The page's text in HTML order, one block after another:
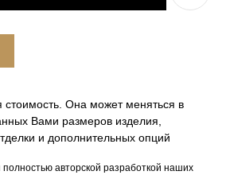
стоимость. Она может меняться в
Вами размеров изделия,
и дополнительных опций
авторской разработкой наших